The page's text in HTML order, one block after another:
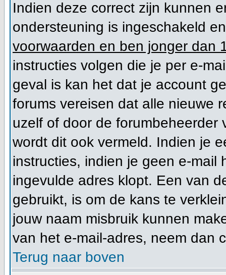
Indien deze correct zijn kunnen
ondersteuning is ingeschakeld
voorwaarden en ben jonger dan
instructies volgen die je per e-
geval is kan het dat je account
forums vereisen dat alle nieuwe
uzelf of door de forumbeheerder
wordt dit ook vermeld. Indien je
instructies, indien je geen e-
ingevulde adres klopt. Een van
gebruikt, is om de kans te
jouw naam misbruik kunnen
van het e-mail-adres, neem dan
Terug naar boven